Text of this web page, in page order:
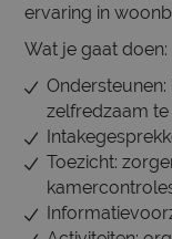
ervaring in
Wat je gaat doen:
zelfredzaam
Toezicht: